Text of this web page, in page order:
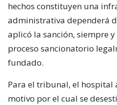
hechos constituyen una
administrativa dependerá
aplicó la sanción, siempre
proceso sancionatorio
fundado.
Para el tribunal, el hospital
motivo por el cual se